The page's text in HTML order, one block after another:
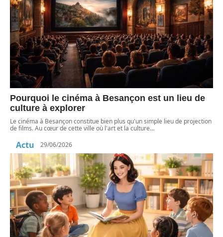
Pourquoi le cinéma à Besançon est un lieu de
culture à explorer
Le cinéma à Besançon constitue bien plus qu'un simple lieu de projection
de films. Au cœur de cette ville où l'art et la culture…
Actu 29/06/2026